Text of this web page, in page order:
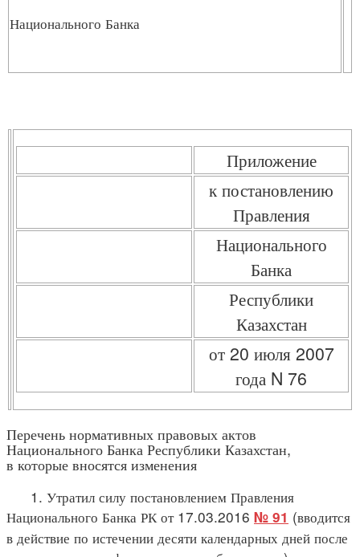
Национального Банка
Приложение
к постановлению
Правления
Национального
Банка
Республики
Казахстан
от 20 июля 2007
года N 76
Перечень нормативных правовых актов
Национального Банка Республики Казахстан,
в которые вносятся изменения
1. Утратил силу постановлением Правления
Национального Банка РК от 17.03.2016 № 91 (вводится
в действие по истечении десяти календарных дней после